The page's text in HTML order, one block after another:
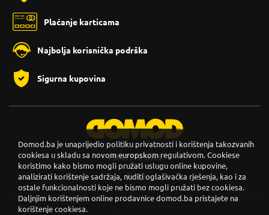
Plaćanje karticama
Najbolja korisnička podrška
Sigurna kupovina
PRATITE NAS
Domod.ba je unaprijedio politiku privatnosti i korištenja takozvanih
cookiesa u skladu sa novom europskom regulativom. Cookiese
koristimo kako bismo mogli pružati uslugu online kupovine,
analizirati korištenje sadržaja, nuditi oglašivačka rješenja, kao i za
ostale funkcionalnosti koje ne bismo mogli pružati bez cookiesa.
Daljnjim korištenjem online prodavnice domod.ba pristajete na
korištenje cookiesa.